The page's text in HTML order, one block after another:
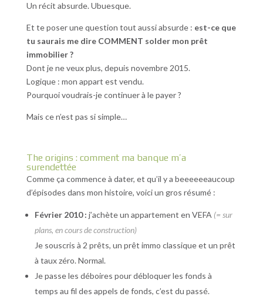
Un récit absurde. Ubuesque.
Et te poser une question tout aussi absurde : est-ce que
tu saurais me dire COMMENT solder mon prêt
immobilier ?
Dont je ne veux plus, depuis novembre 2015.
Logique : mon appart est vendu.
Pourquoi voudrais-je continuer à le payer ?
Mais ce n’est pas si simple…
The origins : comment ma banque m’a
surendettée
Comme ça commence à dater, et qu’il y a beeeeeeaucoup
d’épisodes dans mon histoire, voici un gros résumé :
Février 2010 : j’achète un appartement en VEFA (= sur
plans, en cours de construction)
Je souscris à 2 prêts, un prêt immo classique et un prêt
à taux zéro. Normal.
Je passe les déboires pour débloquer les fonds à
temps au fil des appels de fonds, c’est du passé.